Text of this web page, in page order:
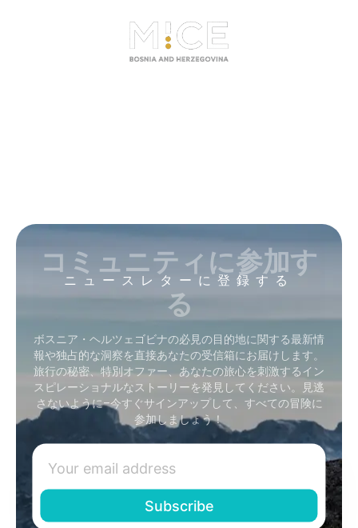
ニュースレターに登録する
コミュニティに参加す
る
ボスニア・ヘルツェゴビナの必見の目的地に関する最新情
報や独占的な洞察を直接あなたの受信箱にお届けします。
旅行の秘密、特別オファー、あなたの旅心を刺激するイン
スピレーショナルなストーリーを発見してください。見逃
さないように–今すぐサインアップして、すべての冒険に
参加しましょう！